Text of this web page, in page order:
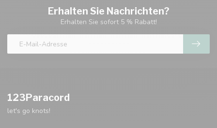
Erhalten Sie Nachrichten?
Erhalten Sie sofort 5 % Rabatt!
123Paracord
let's go knots!